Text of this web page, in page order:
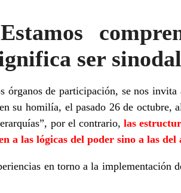
ser
de participación, se nos
su homilía, el pasado 26 de octubre,
por el contrario,las
a las lógicas del poder sino a las del
en torno a la implementación